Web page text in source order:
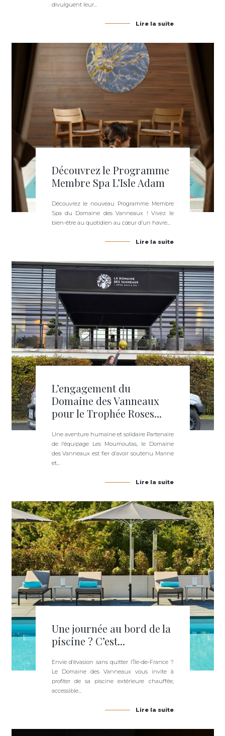
divulguent leur...
Lire la suite
Découvrez le Programme
Membre Spa L’Isle Adam
Découvrez le nouveau Programme Membre
Spa du Domaine des Vanneaux ! Vivez le
bien-être au quotidien au cœur d’un havre...
Lire la suite
L’engagement du
Domaine des Vanneaux
pour le Trophée Roses...
Une aventure humaine et solidaire Partenaire
de l’équipage Les Moumoutas, le Domaine
des Vanneaux est fier d’avoir soutenu Marine
et...
Lire la suite
Une journée au bord de la
piscine ? C’est...
Envie d’évasion sans quitter l’Île-de-France ?
Le Domaine des Vanneaux vous invite à
profiter de sa piscine extérieure chauffée,
accessible...
Lire la suite